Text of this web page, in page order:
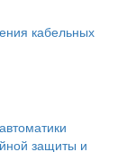
кабельных
защиты и